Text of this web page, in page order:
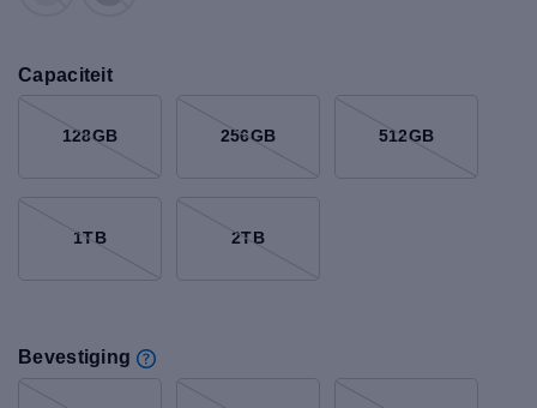
Capaciteit
128GB 256GB 512GB
1TB 2TB
Bevestiging